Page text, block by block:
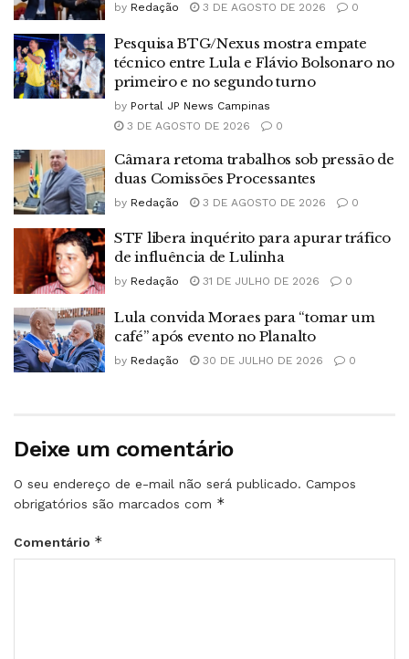
by Redação 3 DE AGOSTO DE 2026 0
Pesquisa BTG/Nexus mostra empate
técnico entre Lula e Flávio Bolsonaro no
primeiro e no segundo turno
by Portal JP News Campinas
3 DE AGOSTO DE 2026
0
Câmara retoma trabalhos sob pressão de
duas Comissões Processantes
by Redação 3 DE AGOSTO DE 2026 0
STF libera inquérito para apurar tráfico
de influência de Lulinha
by Redação 31 DE JULHO DE 2026 0
Lula convida Moraes para “tomar um
café” após evento no Planalto
by Redação 30 DE JULHO DE 2026 0
Deixe um comentário
O seu endereço de e-mail não será publicado. Campos
obrigatórios são marcados com *
Comentário *